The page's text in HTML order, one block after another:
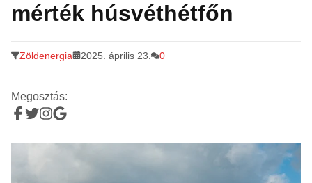
mérték húsvéthétfőn
Zöldenergia 2025. április 23. 0
Megosztás: